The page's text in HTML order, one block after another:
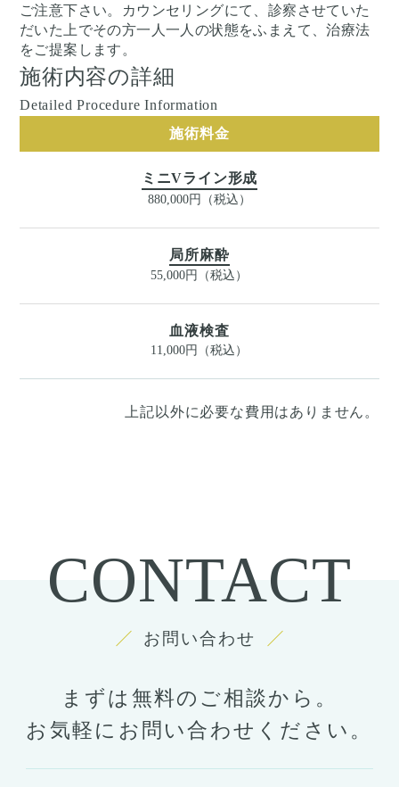
ご注意下さい。カウンセリングにて、診察させていた
だいた上でその方一人一人の状態をふまえて、治療法
をご提案します。
施術内容の詳細
Detailed Procedure Information
施術料金
ミニVライン形成
880,000円（税込）
局所麻酔
55,000円（税込）
血液検査
11,000円（税込）
上記以外に必要な費用はありません。
CONTACT
お問い合わせ
まずは無料のご相談から。
お気軽にお問い合わせください。